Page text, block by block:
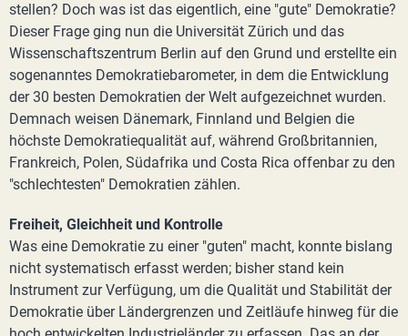
stellen? Doch was ist das eigentlich, eine "gute" Demokratie?
Dieser Frage ging nun die Universität Zürich und das
Wissenschaftszentrum Berlin auf den Grund und erstellte ein
sogenanntes Demokratiebarometer, in dem die Entwicklung
der 30 besten Demokratien der Welt aufgezeichnet wurden.
Demnach weisen Dänemark, Finnland und Belgien die
höchste Demokratiequalität auf, während Großbritannien,
Frankreich, Polen, Südafrika und Costa Rica offenbar zu den
"schlechtesten" Demokratien zählen.
Freiheit, Gleichheit und Kontrolle
Was eine Demokratie zu einer "guten" macht, konnte bislang
nicht systematisch erfasst werden; bisher stand kein
Instrument zur Verfügung, um die Qualität und Stabilität der
Demokratie über Ländergrenzen und Zeitläufe hinweg für die